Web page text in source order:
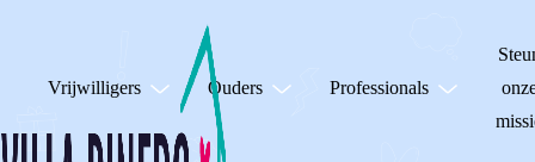
Vrijwilligers Ouders Professionals